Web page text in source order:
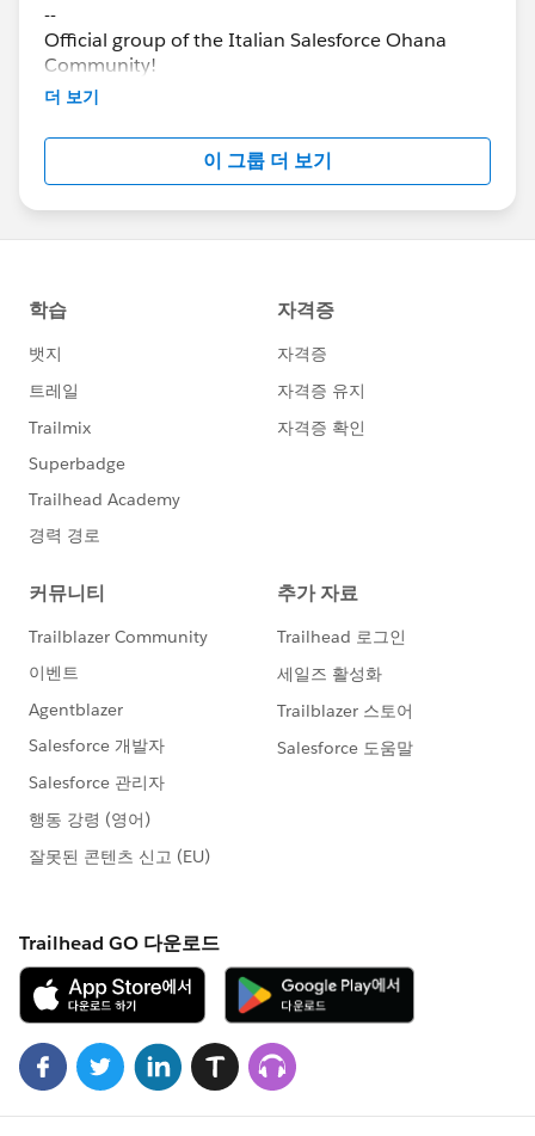
--
Official group of the Italian Salesforce Ohana
Community!
Developers, administrators and users are all
We speak italian, but we don't exclude anyone :)
May theForce.combe with you all!
더 보기
이 그룹 더 보기